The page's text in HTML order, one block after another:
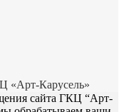
Карусель»
сайта ГКЦ “Арт-